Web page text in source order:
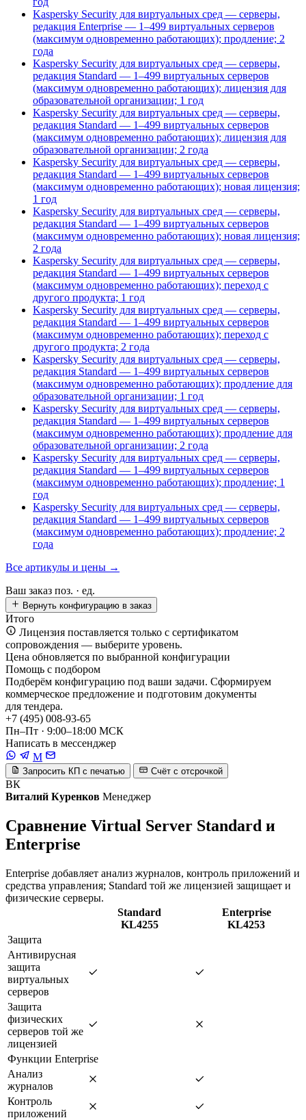
Kaspersky Security для виртуальных сред — серверы,
редакция Enterprise — 1–499 виртуальных серверов
(максимум одновременно работающих); продление; 2
года
Kaspersky Security для виртуальных сред — серверы,
редакция Standard — 1–499 виртуальных серверов
(максимум одновременно работающих); лицензия для
образовательной организации; 1 год
Kaspersky Security для виртуальных сред — серверы,
редакция Standard — 1–499 виртуальных серверов
(максимум одновременно работающих); лицензия для
образовательной организации; 2 года
Kaspersky Security для виртуальных сред — серверы,
редакция Standard — 1–499 виртуальных серверов
(максимум одновременно работающих); новая лицензия;
1 год
Kaspersky Security для виртуальных сред — серверы,
редакция Standard — 1–499 виртуальных серверов
(максимум одновременно работающих); новая лицензия;
2 года
Kaspersky Security для виртуальных сред — серверы,
редакция Standard — 1–499 виртуальных серверов
(максимум одновременно работающих); переход с
другого продукта; 1 год
Kaspersky Security для виртуальных сред — серверы,
редакция Standard — 1–499 виртуальных серверов
(максимум одновременно работающих); переход с
другого продукта; 2 года
Kaspersky Security для виртуальных сред — серверы,
редакция Standard — 1–499 виртуальных серверов
(максимум одновременно работающих); продление для
образовательной организации; 1 год
Kaspersky Security для виртуальных сред — серверы,
редакция Standard — 1–499 виртуальных серверов
(максимум одновременно работающих); продление для
образовательной организации; 2 года
Kaspersky Security для виртуальных сред — серверы,
редакция Standard — 1–499 виртуальных серверов
(максимум одновременно работающих); продление; 1
год
Kaspersky Security для виртуальных сред — серверы,
редакция Standard — 1–499 виртуальных серверов
(максимум одновременно работающих); продление; 2
года
Все артикулы и цены →
Ваш заказ поз. · ед.
Вернуть конфигурацию в заказ
Итого
Лицензия поставляется только с сертификатом
сопровождения — выберите уровень.
Цена обновляется по выбранной конфигурации
Помощь с подбором
Подберём конфигурацию под ваши задачи. Сформируем
коммерческое предложение и подготовим документы
для тендера.
+7 (495) 008-93-65
Пн–Пт · 9:00–18:00 МСК
Написать в мессенджер
M
Запросить КП с печатью Счёт с отсрочкой
ВК
Виталий Куренков Менеджер
Сравнение Virtual Server Standard и
Enterprise
Enterprise добавляет анализ журналов, контроль приложений и
средства управления; Standard той же лицензией защищает и
физические серверы.
Standard
KL4255
Enterprise
KL4253
Защита
Антивирусная
защита
виртуальных
серверов
Защита
физических
серверов той же
лицензией
Функции Enterprise
Анализ
журналов
Контроль
приложений